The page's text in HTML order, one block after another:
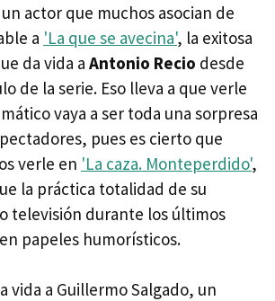
actor que muchos asocian de
a 'La que se avecina', la exitosa
da vida a Antonio Recio desde
de la serie. Eso lleva a que verle
vaya a ser toda una sorpresa
pues es cierto que
verle en 'La caza. Monteperdido',
la práctica totalidad de su
televisión durante los últimos
papeles humorísticos.
vida a Guillermo Salgado, un